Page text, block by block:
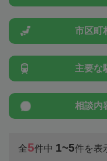
市区町
主要な
相談内
全5件中 1~5件を表